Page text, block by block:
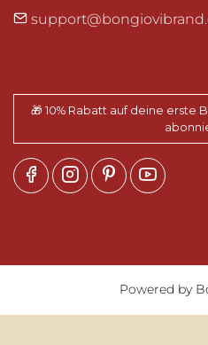
🎁 10% Rabatt auf deine erste
Powered by